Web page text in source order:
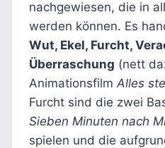
nachgewiesen, die in
werden können. Es
Wut, Ekel, Furcht,
Überraschung (nett
Animationsfilm Alles
Furcht sind die zwei
Sieben Minuten nach
spielen und die